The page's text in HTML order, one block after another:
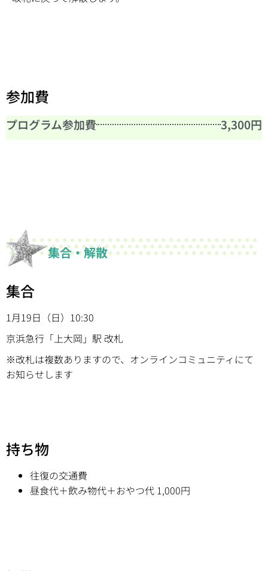
参加費
プログラム参加費 3,300円
集合・解散
集合
1月19日（日）10:30
京浜急行「上大岡」駅 改札
※改札は複数ありますので、オンラインコミュニティにて
お知らせします
持ち物
往復の交通費
昼食代＋飲み物代＋おやつ代 1,000円